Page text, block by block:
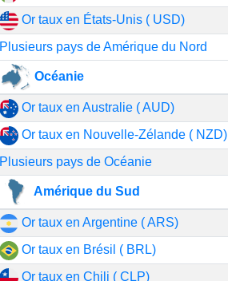
Or taux en États-Unis ( USD)
Plusieurs pays de Amérique du Nord
Océanie
Or taux en Australie ( AUD)
Or taux en Nouvelle-Zélande ( NZD)
Plusieurs pays de Océanie
Amérique du Sud
Or taux en Argentine ( ARS)
Or taux en Brésil ( BRL)
Or taux en Chili ( CLP)